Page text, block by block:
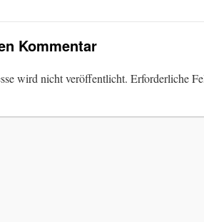
Kommentar
wird nicht veröffentlicht. Erforderliche